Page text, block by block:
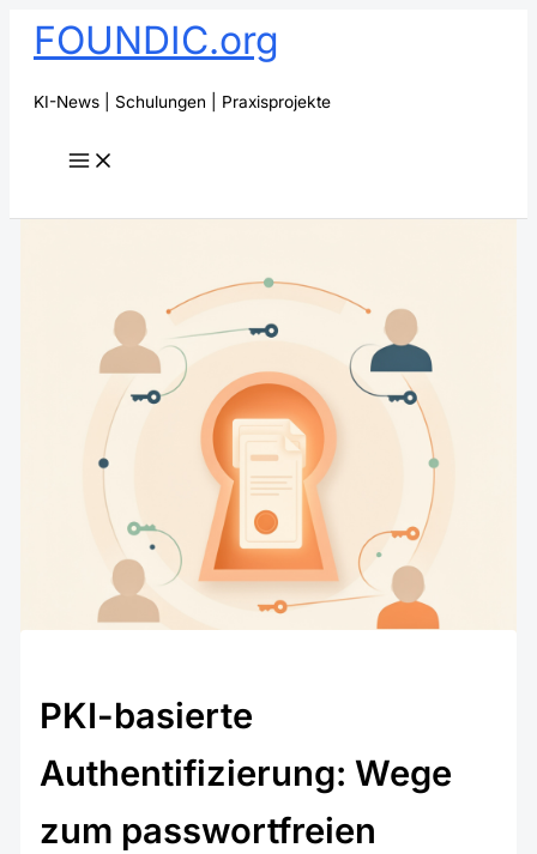
Zum
Inhalt
FOUNDIC.org
KI-News | Schulungen | Praxisprojekte
PKI-basierte
Authentifizierung: Wege
zum passwortfreien